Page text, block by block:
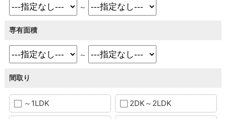
～
専有面積
～
間取り
～1LDK 2DK～2LDK